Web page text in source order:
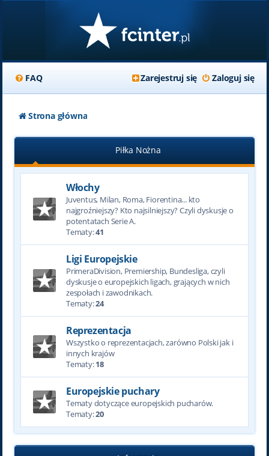
FAQ Zaloguj się
Zarejestruj się
Strona główna
Piłka Nożna
Włochy
Juventus, Milan, Roma, Fiorentina... kto
najgroźniejszy? Kto najsilniejszy? Czyli dyskusje o
potentatach Serie A.
Tematy:41
Ligi Europejskie
PrimeraDivision, Premiership, Bundesliga, czyli
dyskusje o europejskich ligach, grających w nich
zespołach i zawodnikach.
Tematy:24
Reprezentacja
Wszystko o reprezentacjach, zarówno Polski jak i
innych krajów
Tematy:18
Europejskie puchary
Tematy dotyczące europejskich pucharów.
Tematy:20